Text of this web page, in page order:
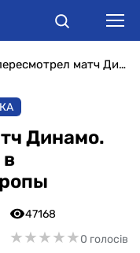
Гент пересмотрел матч Динамо. Камбэки со счета 0:2 в предыдущей Лиге Европы
Динамо.
в
47168
★★★★★
★★★★★0 голосів